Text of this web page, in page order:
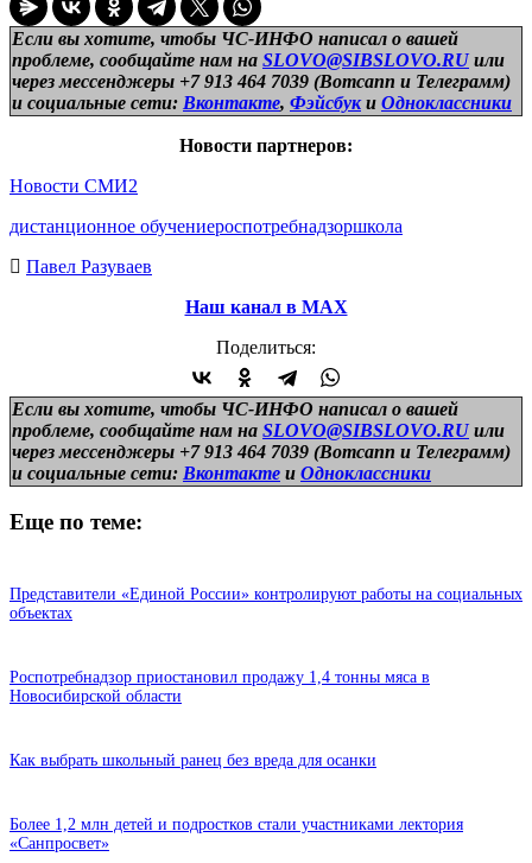
Если вы хотите, чтобы ЧС-ИНФО написал о вашей
проблеме, сообщайте нам на SLOVO@SIBSLOVO.RU или
через мессенджеры +7 913 464 7039 (Вотсапп и Телеграмм)
и социальные сети: Вконтакте, Фэйсбуки Одноклассники
Новости партнеров:
Новости СМИ2
дистанционное обучениероспотребнадзоршкола
Павел Разуваев
Наш канал в МАХ
Поделиться:
Если вы хотите, чтобы ЧС-ИНФО написал о вашей
проблеме, сообщайте нам на SLOVO@SIBSLOVO.RU или
через мессенджеры +7 913 464 7039 (Вотсапп и Телеграмм)
и социальные сети: Вконтакте и Одноклассники
Еще по теме:
Представители «Единой России» контролируют работы на социальных
объектах
Роспотребнадзор приостановил продажу 1,4 тонны мяса в
Новосибирской области
Как выбрать школьный ранец без вреда для осанки
Более 1,2 млн детей и подростков стали участниками лектория
«Санпросвет»